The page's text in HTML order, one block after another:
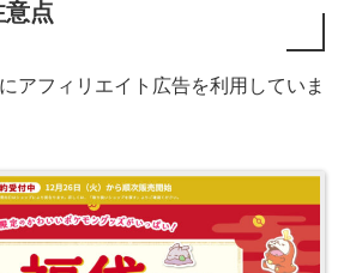
意点
アフィリエイト広告を利用していま